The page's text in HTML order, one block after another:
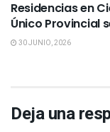
Residencias en
Único Provincial
30 JUNIO, 2026
Deja una